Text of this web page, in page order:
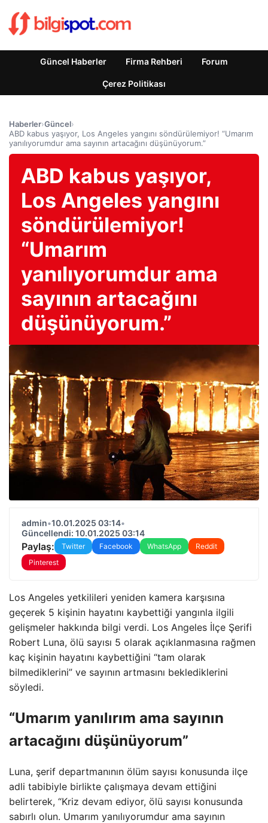
Güncel Haberler Firma Rehberi Forum
Çerez Politikası
Haberler›Güncel›
ABD kabus yaşıyor, Los Angeles yangını söndürülemiyor! “Umarım
yanılıyorumdur ama sayının artacağını düşünüyorum.”
ABD kabus yaşıyor,
Los Angeles yangını
söndürülemiyor!
“Umarım
yanılıyorumdur ama
sayının artacağını
düşünüyorum.”
admin•10.01.2025 03:14•
Güncellendi: 10.01.2025 03:14
Paylaş: Twitter Facebook WhatsApp
Reddit
Pinterest
Los Angeles yetkilileri yeniden kamera karşısına
geçerek 5 kişinin hayatını kaybettiği yangınla ilgili
gelişmeler hakkında bilgi verdi. Los Angeles İlçe Şerifi
Robert Luna, ölü sayısı 5 olarak açıklanmasına rağmen
kaç kişinin hayatını kaybettiğini “tam olarak
bilmediklerini” ve sayının artmasını beklediklerini
söyledi.
“Umarım yanılırım ama sayının
artacağını düşünüyorum”
Luna, şerif departmanının ölüm sayısı konusunda ilçe
adli tabibiyle birlikte çalışmaya devam ettiğini
belirterek, “Kriz devam ediyor, ölü sayısı konusunda
sabırlı olun. Umarım yanılıyorumdur ama sayının